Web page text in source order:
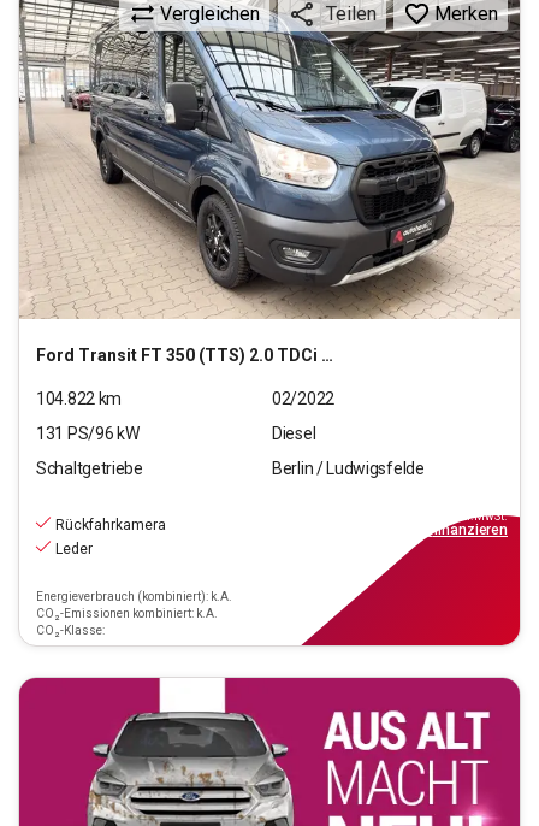
Ford Transit FT 350 (TTS) 2.0 TDCi DPF Mild-Hybrid 350
Vergleichen Teilen Merken
104.822 km
02/2022
131 PS/96 kW
Diesel
Schaltgetriebe
Berlin / Ludwigsfelde
Rückfahrkamera
Leder
Energieverbrauch (kombiniert): k.A.
CO₂-Emissionen kombiniert: k.A.
CO₂-Klasse:
inkl.MwSt.
finanzieren